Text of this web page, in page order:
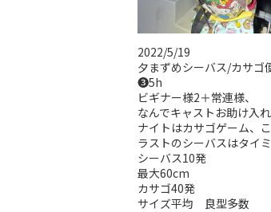
2022/5/19
夕まずめシーバス/カサゴ
❸5h
ビギナー様2＋常連様、
なんでキャストお助け入
ナイトはカサゴゲーム、
ラストのシーバスはタイ
シーバス10発
最大60cm
カサゴ40発
サイズ平均 良型多数